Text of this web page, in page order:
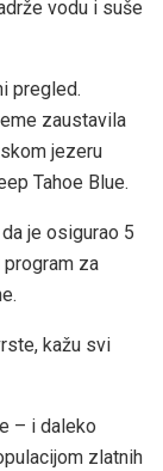
vodu i suše
pregled.
zaustavila
jezeru
Tahoe Blue.
je osigurao 5
za
kažu svi
– i daleko
zlatnih